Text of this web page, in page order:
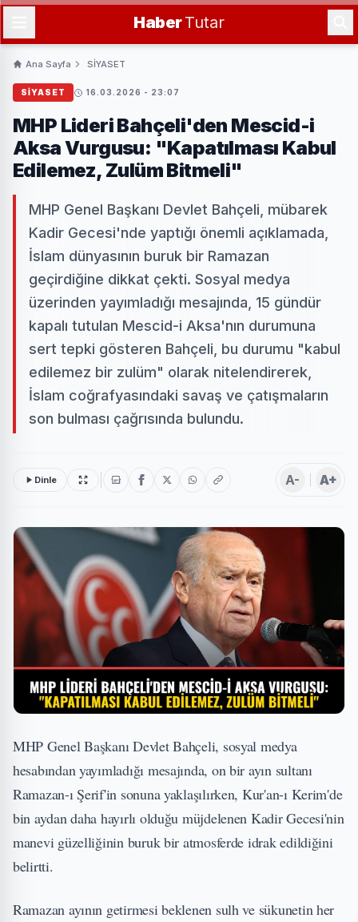
HaberTutar
Ana Sayfa SİYASET
SİYASET 16.03.2026 - 23:07
MHP Lideri Bahçeli'den Mescid-i
Aksa Vurgusu: "Kapatılması Kabul
Edilemez, Zulüm Bitmeli"
MHP Genel Başkanı Devlet Bahçeli, mübarek
Kadir Gecesi'nde yaptığı önemli açıklamada,
İslam dünyasının buruk bir Ramazan
geçirdiğine dikkat çekti. Sosyal medya
üzerinden yayımladığı mesajında, 15 gündür
kapalı tutulan Mescid-i Aksa'nın durumuna
sert tepki gösteren Bahçeli, bu durumu "kabul
edilemez bir zulüm" olarak nitelendirerek,
İslam coğrafyasındaki savaş ve çatışmaların
son bulması çağrısında bulundu.
Dinle A- A+
MHP Genel Başkanı Devlet Bahçeli, sosyal medya
hesabından yayımladığı mesajında, on bir ayın sultanı
Ramazan-ı Şerif'in sonuna yaklaşılırken, Kur'an-ı Kerim'de
bin aydan daha hayırlı olduğu müjdelenen Kadir Gecesi'nin
manevi güzelliğinin buruk bir atmosferde idrak edildiğini
belirtti.
Ramazan ayının getirmesi beklenen sulh ve sükunetin her